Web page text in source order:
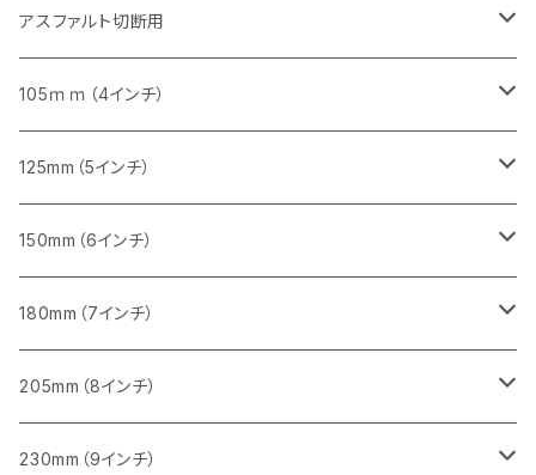
セグメントタイプ（一般道路カッター用
セグメント（一般道路カッター用
埋設鋳鉄管工事対応タイプ
セグメント（特殊凸凹加工チップ）
セグメント
セグメント（特殊凸凹加工チップ）
405mm（16インチ）
セグメント
セグメント（一般道路カッター用
473mm（18インチ）
セグメント（一般道路カッター用
セグメントタイプ
305mm（12インチ）
セグメント
セグメント（特殊凸凹加工チップ）
355mm（14インチ）
セグメント
セグメント（特殊凸凹加工チップ）
405mm（16インチ）
セグメントタイプ
砥石（補強綱入り）
砥石（補強綱入り）
355mm（14インチ）
砥石（補強綱入り）
305mm（12インチ）
砥石（補強綱入り）
355mm（14インチ）
砥石（補強綱入り）
アスファルト切断用
255ｍｍ（10インチ）
一般道路カッター用
305ｍｍ（12インチ）
一般道路カッター用
355ｍｍ（14インチ）
一般道路カッター用
405mm（16インチ）
一般道路カッター用
455ｍｍ（18インチ）
一般道路カッター用
105ｍｍ（4インチ）
タイル切断用
みかげ石（御影石）切断用
コンクリート切断用
ブロック切断用
レンガ切断用
125mm（5インチ）
タイル切断用
みかげ石（御影石）切断用
コンクリート切断用
ブロック切断用
150mm（6インチ）
みかげ石（御影石）切断用
コンクリート切断用
ブロック切断用
180mm（7インチ）
みかげ石（御影石）切断用
コンクリート切断用
205mm（8インチ）
みかげ石（御影石）切断用
230mm（9インチ）